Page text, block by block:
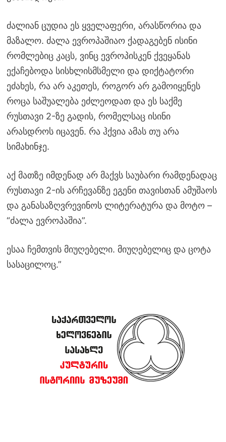
ძალიან ცუდია ეს ყველაფერი, არასწორია და
მაზალო. ძალა ევროპაშიაო ქადაგებენ ისინი
რომლებიც კაცს, ვინც ევროპისკენ ქვეყანას
ექაჩებოდა სისხლისმსმელი და დიქტატორი
ეძახეს, რა არ აკეთეს, როგორ არ გამოიყენეს
როცა საშუალება ეძლეოდათ და ეს საქმე
რუსთავი 2-ზე გადის, რომელსაც ისინი
არასდროს იცავენ. რა ჰქვია ამას თუ არა
სიმახინჯე.
აქ მათზე იმდენად არ მაქვს საუბარი რამდენადაც
რუსთავი 2-ის არჩევანზე ეგენი თავისთან ამუშაოს
და განასაზღვრევინოს ლიტერატურა და მოტო –
“ძალა ევროპაშია”.
ესაა ჩემთვის მიუღებელი. მიუღებელიც და ცოტა
სასაცილოც.”